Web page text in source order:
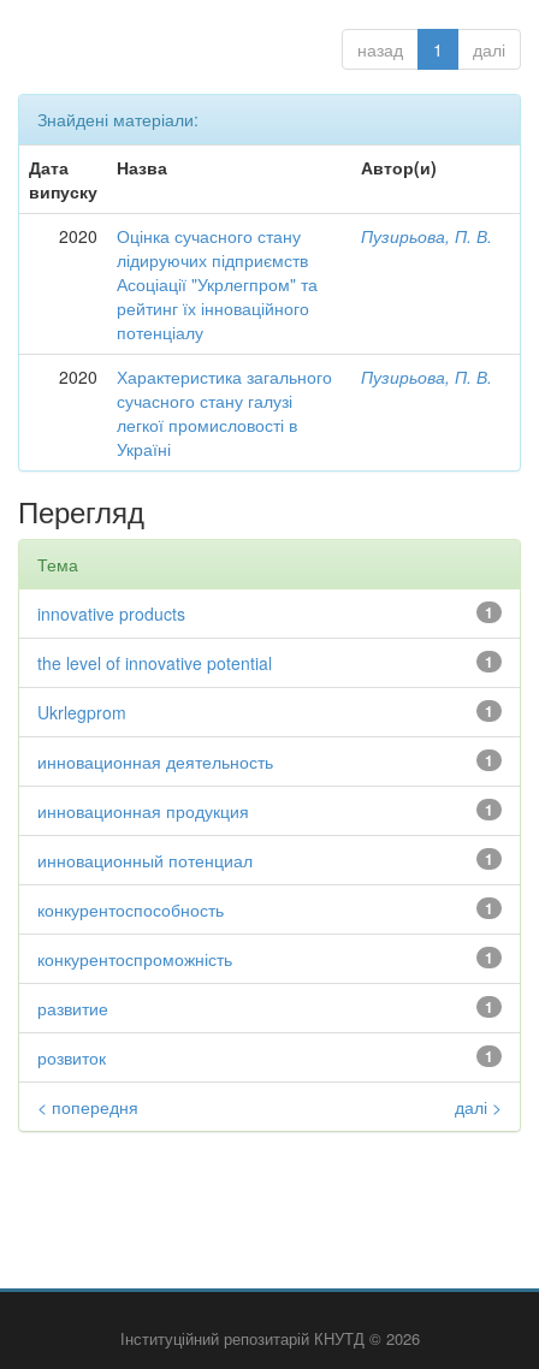
назад 1 далі
Знайдені матеріали:
Дата
випуску
Назва Автор(и)
2020
Оцінка сучасного стану
лідируючих підприємств
Асоціації "Укрлегпром" та
рейтинг їх інноваційного
потенціалу
Пузирьова, П. В.
2020
Характеристика загального
сучасного стану галузі
легкої промисловості в
Україні
Пузирьова, П. В.
Перегляд
Тема
1
innovative products
1
the level of innovative potential
1
Ukrlegprom
1
инновационная деятельность
1
инновационная продукция
1
инновационный потенциал
1
конкурентоспособность
1
конкурентоспроможність
1
развитие
1
розвиток
< попередня далі >
Інституційний репозитарій КНУТД © 2026